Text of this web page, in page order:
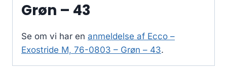
Grøn – 43
Se om vi har en anmeldelse af Ecco –
Exostride M, 76-0803 – Grøn – 43.